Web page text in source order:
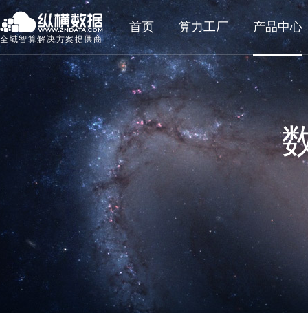
全域智算解决方案提供商
首页 算力工厂 产品中心